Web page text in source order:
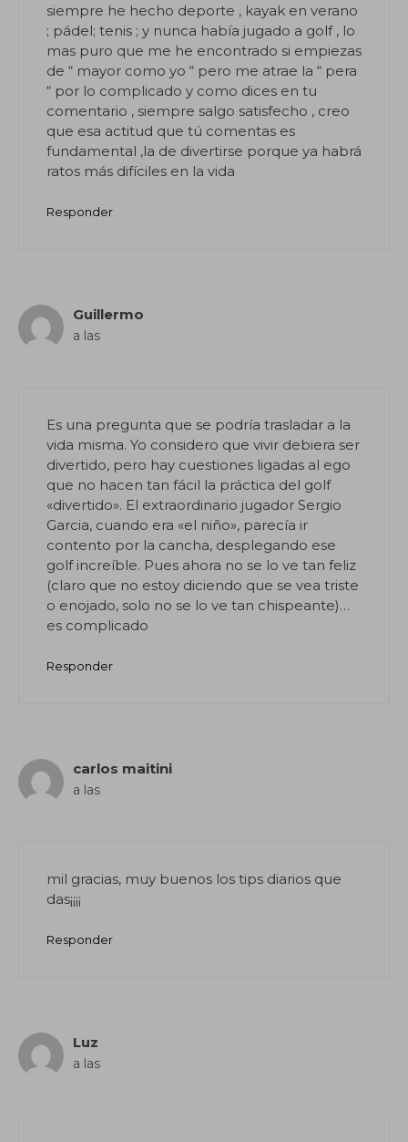
siempre he hecho deporte , kayak en verano
; pádel; tenis ; y nunca había jugado a golf , lo
mas puro que me he encontrado si empiezas
de “ mayor como yo “ pero me atrae la “ pera
“ por lo complicado y como dices en tu
comentario , siempre salgo satisfecho , creo
que esa actitud que tú comentas es
fundamental ,la de divertirse porque ya habrá
ratos más difíciles en la vida
Responder
Guillermo
a las
Es una pregunta que se podría trasladar a la
vida misma. Yo considero que vivir debiera ser
divertido, pero hay cuestiones ligadas al ego
que no hacen tan fácil la práctica del golf
«divertido». El extraordinario jugador Sergio
Garcia, cuando era «el niño», parecía ir
contento por la cancha, desplegando ese
golf increíble. Pues ahora no se lo ve tan feliz
(claro que no estoy diciendo que se vea triste
o enojado, solo no se lo ve tan chispeante)…
es complicado
Responder
carlos maitini
a las
mil gracias, muy buenos los tips diarios que
das¡¡¡¡
Responder
Luz
a las